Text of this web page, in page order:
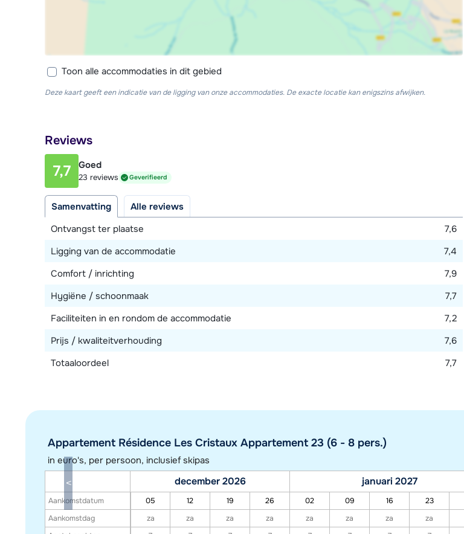
Toon alle accommodaties in dit gebied
Deze kaart geeft een indicatie van de ligging van onze accommodaties. De exacte locatie kan enigszins afwijken.
Reviews
7,7 Goed
23 reviews Geverifieerd
Samenvatting
Alle reviews
Ontvangst ter plaatse
7,6
Ligging van de accommodatie
7,4
Comfort / inrichting
7,9
Hygiëne / schoonmaak
7,7
Faciliteiten in en rondom de accommodatie
7,2
Prijs / kwaliteitverhouding
7,6
Totaaloordeel
7,7
Appartement Résidence Les Cristaux Appartement 23 (6 - 8 pers.)
in euro's, per persoon, inclusief skipas
Aankomstdatum
Aankomstdag
december 2026 januari 2027
05 12 19 26 02 09 16 23
za
za za za za za za za